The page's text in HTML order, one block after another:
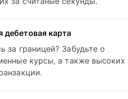
карта
за границей? Забудьте о
курсы, а также высоких